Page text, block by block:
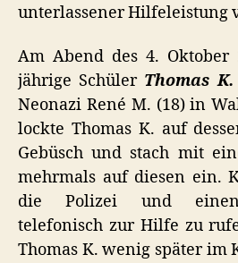
unterlassener Hilfeleistung
Am Abend des 4.
jährige Schüler Thomas K.
Neonazi René M. (18) in
lockte Thomas K. auf
Gebüsch und stach mit
mehrmals auf diesen ein.
die Polizei und einen
telefonisch zur Hilfe zu
Thomas K. wenig später im